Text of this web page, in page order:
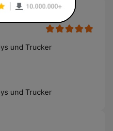
Live
und Trucker
und Trucker